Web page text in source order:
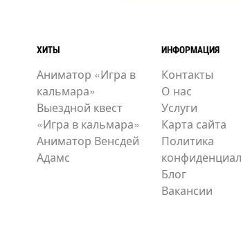
ХИТЫ
Аниматор «Игра в
кальмара»
Выездной квест
«Игра в кальмара»
Аниматор Венсдей
Адамс
ИНФОРМАЦИЯ
Контакты
О нас
Услуги
Карта сайта
Политика
Блог
Вакансии